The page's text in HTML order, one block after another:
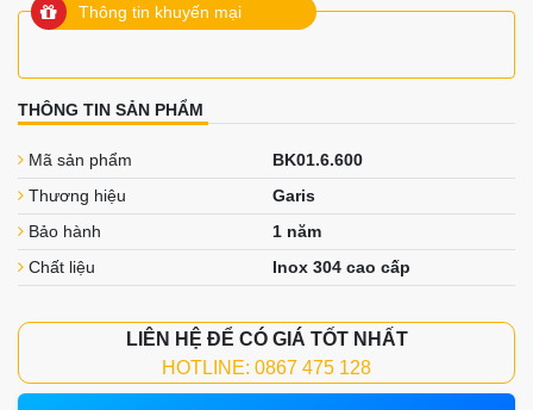
Thông tin khuyến mại
THÔNG TIN SẢN PHẨM
Mã sản phẩm
BK01.6.600
Thương hiệu
Garis
Bảo hành
1 năm
Chất liệu
Inox 304 cao cấp
LIÊN HỆ ĐỂ CÓ GIÁ TỐT NHẤT
HOTLINE: 0867 475 128